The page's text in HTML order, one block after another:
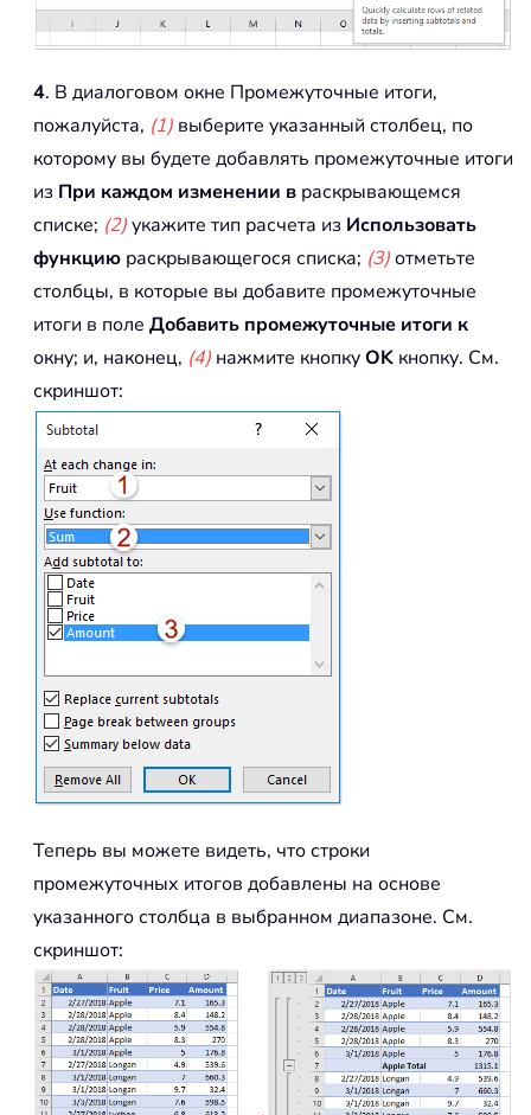
4. В диалоговом окне Промежуточные итоги,
пожалуйста, (1) выберите указанный столбец, по
которому вы будете добавлять промежуточные итоги
из При каждом изменении в раскрывающемся
списке; (2)укажите тип расчета из Использовать
функцию раскрывающегося списка; (3)отметьте
столбцы, в которые вы добавите промежуточные
итоги в поле Добавить промежуточные итоги к
окну; и, наконец, (4) нажмите кнопкуOK кнопку. См.
скриншот:
Теперь вы можете видеть, что строки
промежуточных итогов добавлены на основе
указанного столбца в выбранном диапазоне. См.
скриншот: